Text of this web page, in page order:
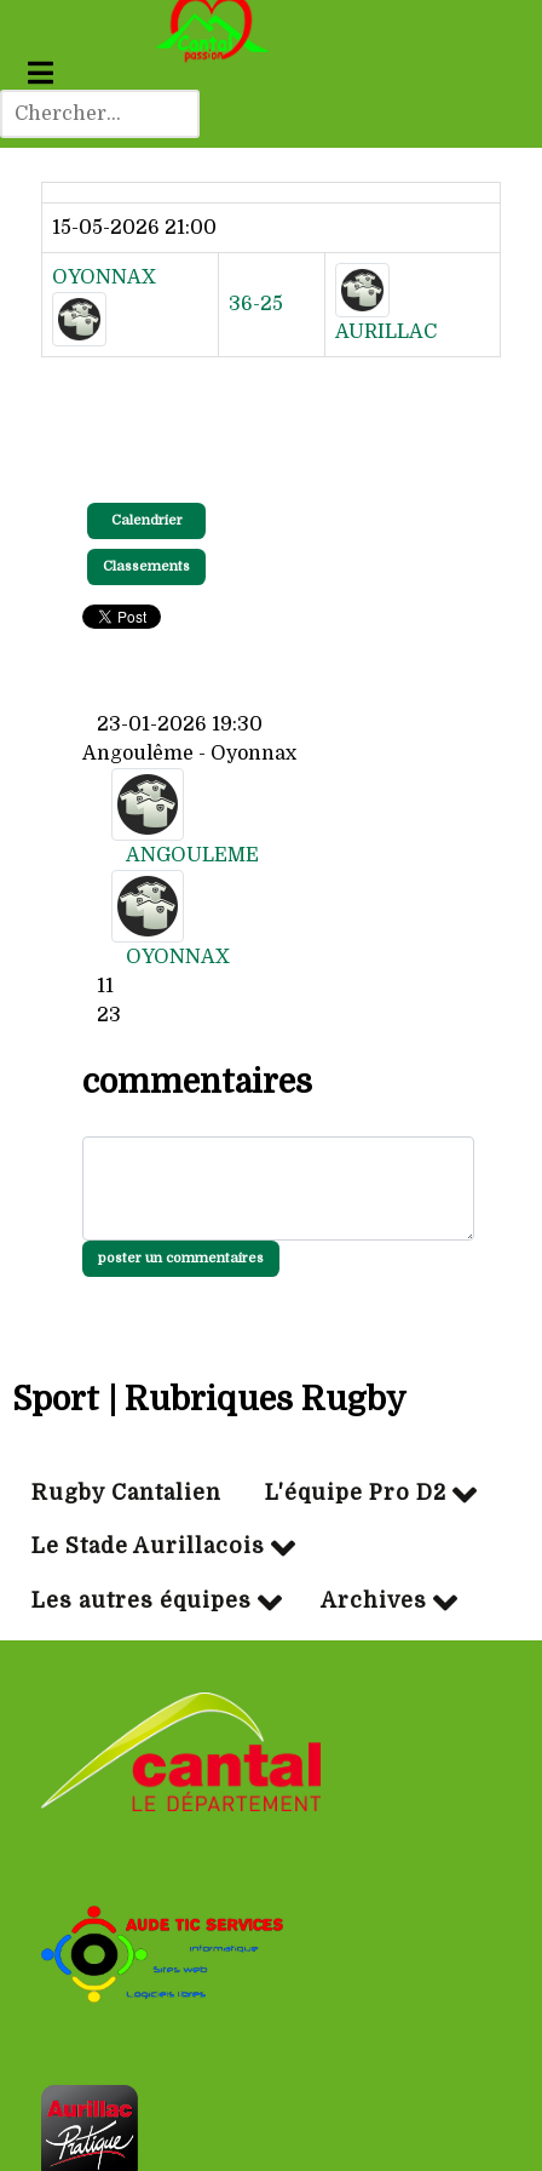
Dernier résultat
15-05-2026 21:00
OYONNAX
36-25
AURILLAC
Calendrier
Classements
23-01-2026 19:30
Angoulême - Oyonnax
ANGOULEME
OYONNAX
11
23
commentaires
poster un commentaires
Sport | Rubriques Rugby
Rugby Cantalien L'équipe Pro D2
Le Stade Aurillacois
Les autres équipes Archives